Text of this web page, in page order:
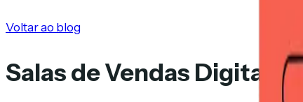
Voltar ao blog
Salas de Vendas Digitais